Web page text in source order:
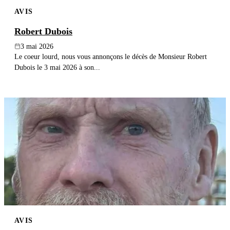
AVIS
Robert Dubois
3 mai 2026
Le coeur lourd, nous vous annonçons le décès de Monsieur Robert
Dubois le 3 mai 2026 à son...
AVIS